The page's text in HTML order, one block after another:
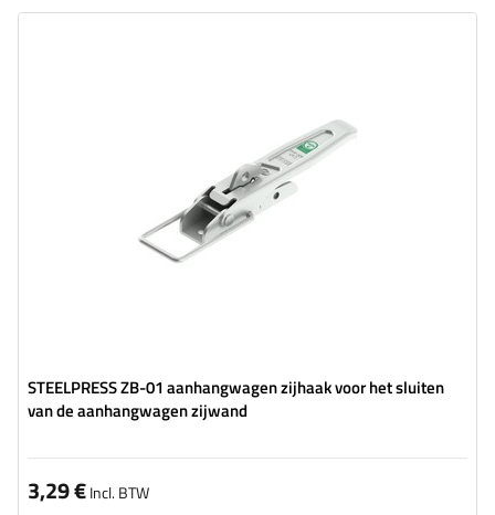
STEELPRESS ZB-01 aanhangwagen zijhaak voor het sluiten
van de aanhangwagen zijwand
3,29 €Incl. BTW